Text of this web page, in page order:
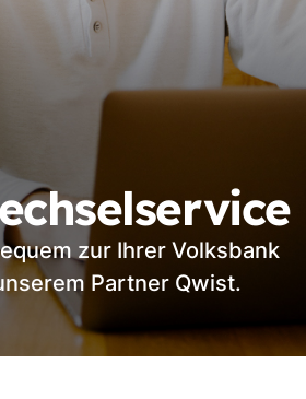
zur Ihrer Volksbank
Partner Qwist.